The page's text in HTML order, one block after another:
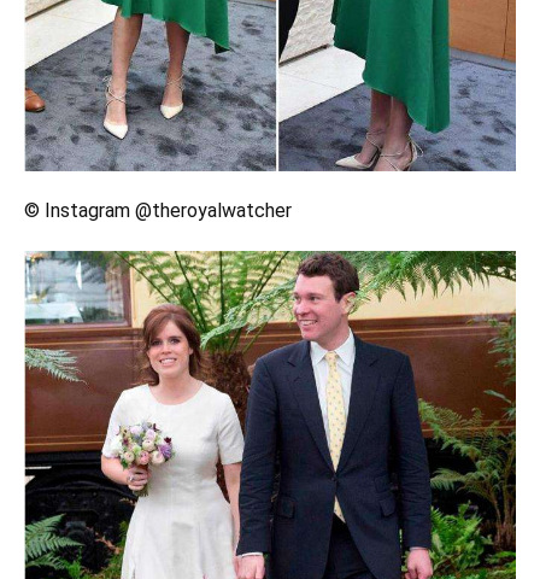
© Instagram @theroyalwatcher